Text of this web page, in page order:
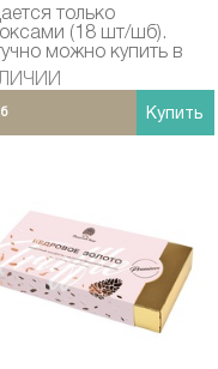
только
(18 шт/шб).
можно купить в
магазинах
MARKET в Москве
Купить